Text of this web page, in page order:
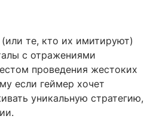
те, кто их имитируют)
с отражениями
проведения жестоких
если геймер хочет
уникальную стратегию,